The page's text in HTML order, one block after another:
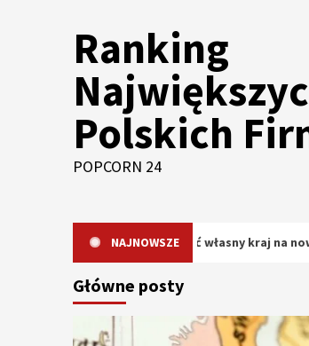
Ranking
Polskich
POPCORN 24
NAJNOWSZE
warto odkrywać własny kraj na nowo?
Główne posty